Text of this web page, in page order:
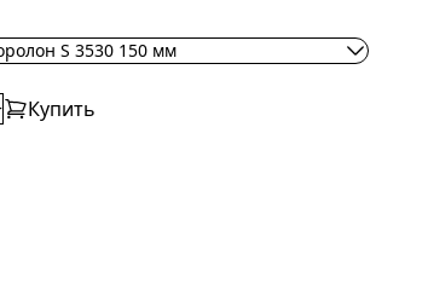
S 3530 150 мм
Купить